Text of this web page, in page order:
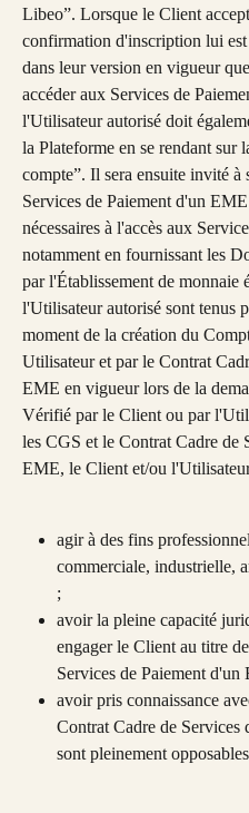
Libeo”. Lorsque le Client
confirmation d'inscription lui est
dans leur version en vigueur
accéder aux Services de
l'Utilisateur autorisé doit
la Plateforme en se rendant
compte”. Il sera ensuite invité
Services de Paiement d'un
nécessaires à l'accès aux
notamment en fournissant les
par l'Établissement de monnaie
l'Utilisateur autorisé sont tenus
moment de la création du
Utilisateur et par le Contrat
EME en vigueur lors de la
Vérifié par le Client ou par
les CGS et le Contrat Cadre de
EME, le Client et/ou
agir à des fins
commerciale, industrielle,
;
avoir la pleine capacité
engager le Client au titre
Services de Paiement d'un
avoir pris connaissance
Contrat Cadre de
sont pleinement